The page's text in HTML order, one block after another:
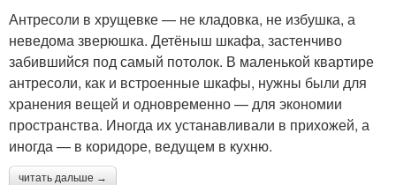
Антресоли над
коридором
Антресоль в хрущевке
Антресоль над дверью
Антресоли в хрущевке — не кладовка, не избушка, а
неведома зверюшка. Детёныш шкафа, застенчиво
забившийся под самый потолок. В маленькой квартире
антресоли, как и встроенные шкафы, нужны были для
хранения вещей и одновременно — для экономии
пространства. Иногда их устанавливали в прихожей, а
иногда — в коридоре, ведущем в кухню.
читать дальше →